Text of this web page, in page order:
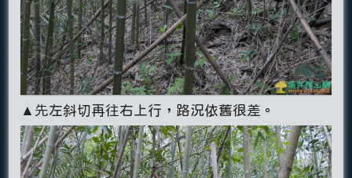
▲先左斜切再往右上行，路況依舊很差。